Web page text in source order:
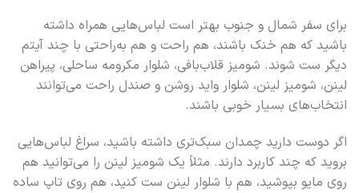
برای سفر شمال و جنوب بهتر است لباس‌هایی همراه داشته
باشید که هم خنک باشند، هم راحت و هم به‌راحتی با چند آیتم
دیگر ست شوند. شومیز قلاب‌بافی، شلوار مکرومه ساحلی، پیراهن
لینن، شومیز لینن، شلوار واید روشن و صندل راحت می‌توانند
انتخاب‌های بسیار خوبی باشند.
اگر دوست دارید چمدان سبک‌تری داشته باشید، سراغ لباس‌هایی
بروید که چند کاربرد دارند. مثلاً یک شومیز لینن را می‌توانید هم
روی مایو بپوشید، هم با شلوار لینن ست کنید، هم روی تاپ ساده